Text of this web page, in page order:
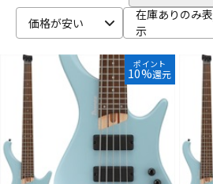
価格が安い
在庫ありのみ表
示
ポイント
10%還元